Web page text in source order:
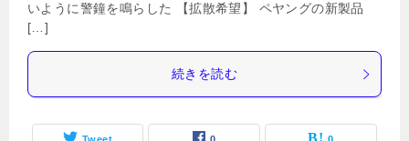
いように警鐘を鳴らした 【拡散希望】 ペヤングの新製品
[…]
続きを読む